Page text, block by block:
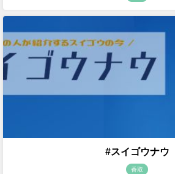
#スイゴウナウ
香取